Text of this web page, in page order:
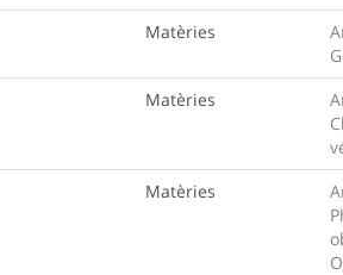
Matèries
Matèries
Matèries